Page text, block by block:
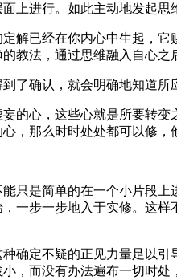
进行。如此主动地发起思
已经在你内心中生起，它
教法，通过思维融入自心之
确认，就会明确地知道所
心，这些心就是所要转变
，那么时时处处都可以修，
是简单的在一个小片段上
一步一步地入于实修。这
定不疑的正见力量足以引
，而没有办法遍布一切时处